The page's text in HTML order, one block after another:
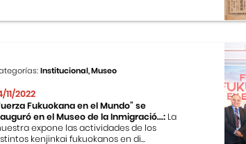
Institucional, Museo
11/2022
Fukuokana en el Mundo” se
en el Museo de la Inmigració...: La
expone las actividades de los
kenjinkai fukuokanos en di...